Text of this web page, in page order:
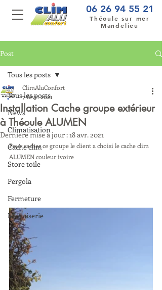
06 26 94 55 21
Théoule sur mer
Mandelieu
Post
Tous les posts
News
Climatisation
Cache clim
Store toile
Pergola
Fermeture
Menuiserie
Tous les posts
Installation Cache groupe extérieur
à Théoule ALUMEN
ClimAluConfort
7 févr. 2021
Dernière mise à jour :18 avr. 2021
Pour cacher ce groupe le client a choisi le cache clim
ALUMEN couleur ivoire